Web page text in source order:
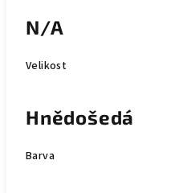
N/A
Velikost
Hnědošedá
Barva